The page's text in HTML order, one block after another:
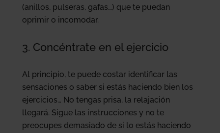
(anillos, pulseras, gafas…) que te puedan
oprimir o incomodar.
3. Concéntrate en el ejercicio
Al principio, te puede costar identificar las
sensaciones o saber si estás haciendo bien los
ejercicios… No tengas prisa, la relajación
llegará. Sigue las instrucciones y no te
preocupes demasiado de si lo estás haciendo